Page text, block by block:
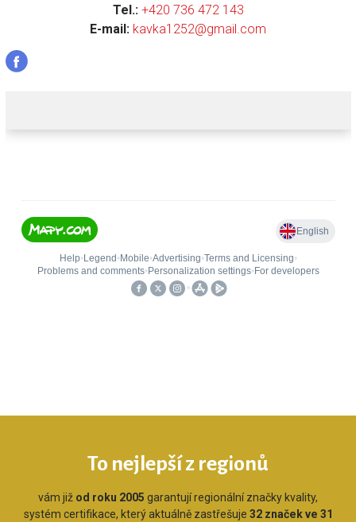
Tel.: +420 736 472 143
E-mail: kavka1252@gmail.com
To nejlepší z regionů
vám již od roku 2005 garantují regionální značky kvality,
systém certifikace, který aktuálně zastřešuje 32 značek ve 31